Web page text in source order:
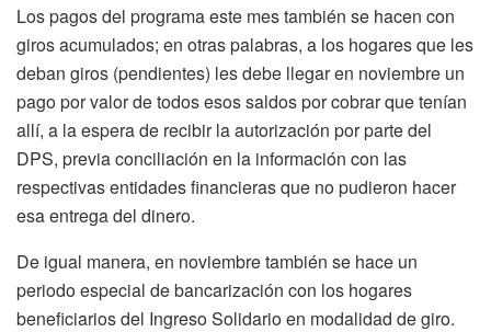
Los pagos del programa este mes también se hacen con
giros acumulados; en otras palabras, a los hogares que les
deban giros (pendientes) les debe llegar en noviembre un
pago por valor de todos esos saldos por cobrar que tenían
allí, a la espera de recibir la autorización por parte del
DPS, previa conciliación en la información con las
respectivas entidades financieras que no pudieron hacer
esa entrega del dinero.
De igual manera, en noviembre también se hace un
periodo especial de bancarización con los hogares
beneficiarios del Ingreso Solidario en modalidad de giro.